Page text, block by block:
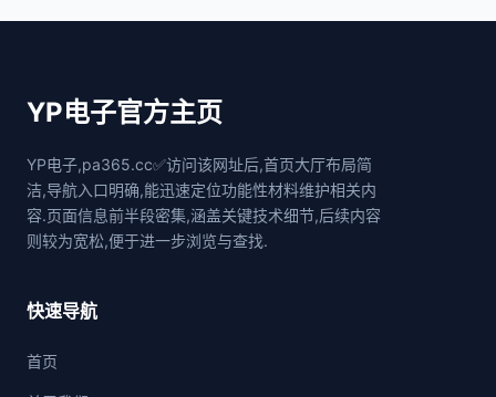
YP电子官方主页
YP电子,pa365.cc✅访问该网址后,首页大厅布局简
洁,导航入口明确,能迅速定位功能性材料维护相关内
容.页面信息前半段密集,涵盖关键技术细节,后续内容
则较为宽松,便于进一步浏览与查找.
快速导航
首页